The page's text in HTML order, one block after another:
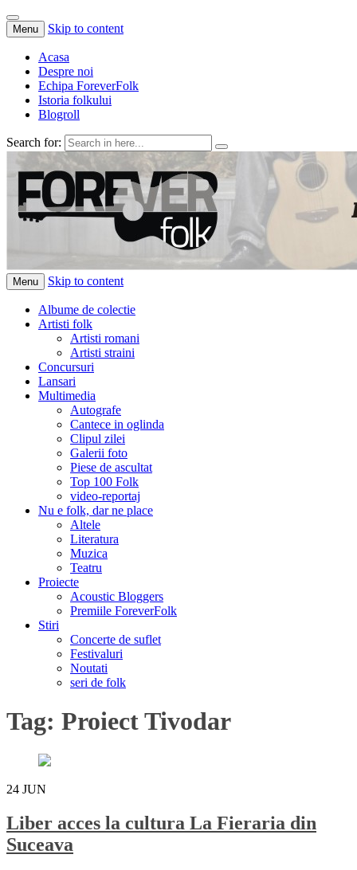
Menu Skip to content
Acasa
Despre noi
Echipa ForeverFolk
Istoria folkului
Blogroll
Search for:
ForeverFolk
Muzica sufletului tau
Menu Skip to content
Albume de colectie
Artisti folk
Artisti romani
Artisti straini
Concursuri
Lansari
Multimedia
Autografe
Cantece in oglinda
Clipul zilei
Galerii foto
Piese de ascultat
Top 100 Folk
video-reportaj
Nu e folk, dar ne place
Altele
Literatura
Muzica
Teatru
Proiecte
Acoustic Bloggers
Premiile ForeverFolk
Stiri
Concerte de suflet
Festivaluri
Noutati
seri de folk
Tag: Proiect Tivodar
24 JUN
Liber acces la cultura La Fieraria din
Suceava